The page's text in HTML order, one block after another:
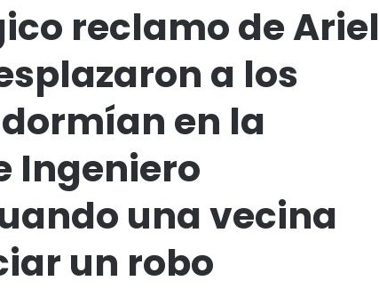
reclamo de Ariel
a los
en la
Ingeniero
una vecina
un robo